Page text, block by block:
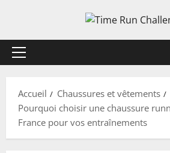
contenu
Menu
Accueil
Chaussures et vêtements
Pourquoi choisir une chaussure
France pour vos entraînements